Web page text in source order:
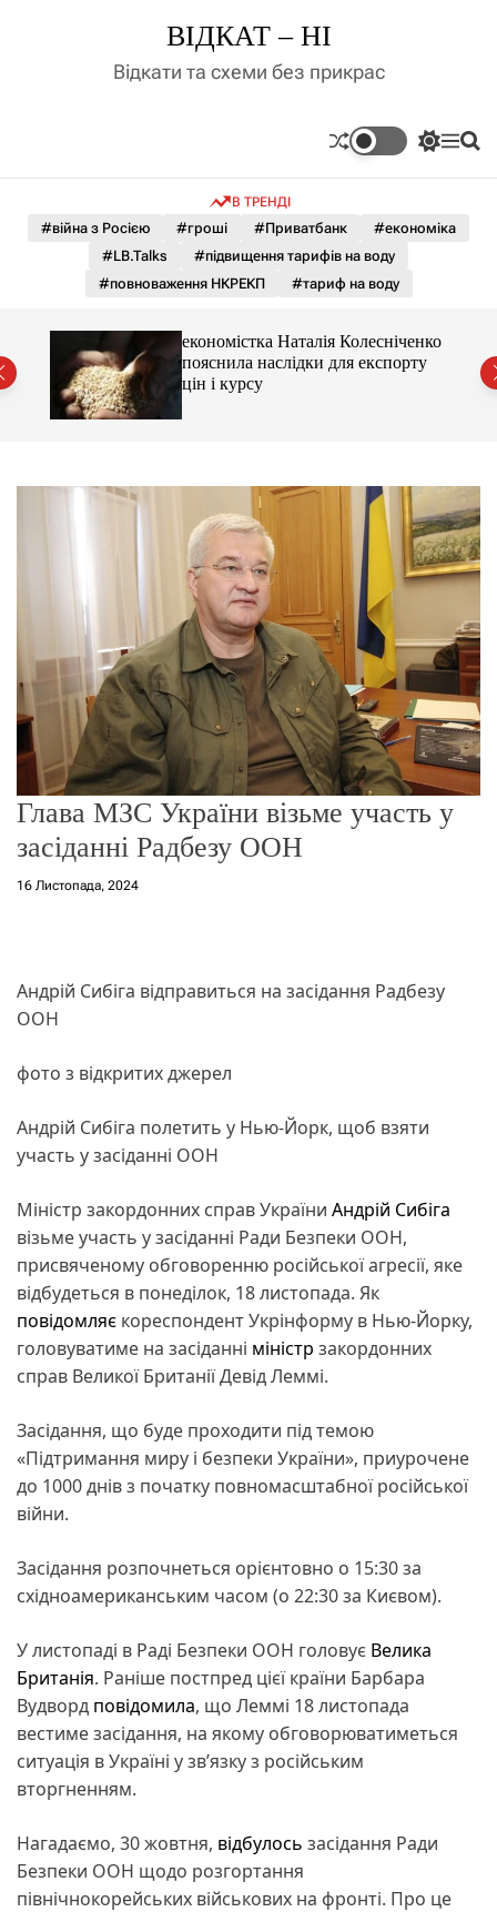
д
у
ВІДКАТ – НІ
Відкати та схеми без прикрас
П
м
к
а
о
л
ь
г
о
ж
и
у
М П
В ТРЕНДІ
#війна з Росією #гроші #Приватбанк
#економіка
#LB.Talks
#підвищення тарифів на воду
#повноваження НКРЕКП
#тариф на воду
економістка Наталія Колесніченко
пояснила наслідки для експорту
цін і курсу
Глава МЗС України візьме участь у
засіданні Радбезу ООН
16 Листопада, 2024
Андрій Сибіга відправиться на засідання Радбезу
ООН
фото з відкритих джерел
Андрій Сибіга полетить у Нью-Йорк, щоб взяти
участь у засіданні ООН
Міністр закордонних справ України Андрій Сибіга
візьме участь у засіданні Ради Безпеки ООН,
присвяченому обговоренню російської агресії, яке
відбудеться в понеділок, 18 листопада. Як
повідомляє кореспондент Укрінформу в Нью-Йорку,
головуватиме на засіданні міністр закордонних
справ Великої Британії Девід Леммі.
Засідання, що буде проходити під темою
«Підтримання миру і безпеки України», приурочене
до 1000 днів з початку повномасштабної російської
війни.
Засідання розпочнеться орієнтовно о 15:30 за
східноамериканським часом (о 22:30 за Києвом).
У листопаді в Раді Безпеки ООН головує Велика
Британія. Раніше постпред цієї країни Барбара
Вудворд повідомила, що Леммі 18 листопада
вестиме засідання, на якому обговорюватиметься
ситуація в Україні у звʼязку з російським
вторгненням.
Нагадаємо, 30 жовтня, відбулось засідання Ради
Безпеки ООН щодо розгортання
північнокорейських військових на фронті. Про це